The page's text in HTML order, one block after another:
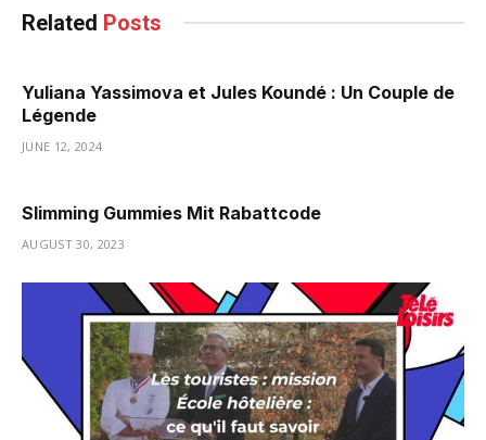
Related Posts
Yuliana Yassimova et Jules Koundé : Un Couple de
Légende
JUNE 12, 2024
Slimming Gummies Mit Rabattcode
AUGUST 30, 2023